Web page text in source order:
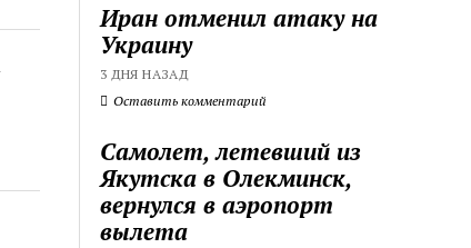
Иран отменил атаку на
Украину
3 ДНЯ НАЗАД
Оставить комментарий
Самолет, летевший из
Якутска в Олекминск,
вернулся в аэропорт
вылета